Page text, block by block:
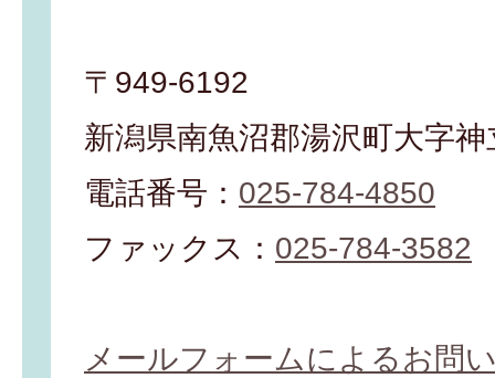
〒949-6192
新潟県南魚沼郡湯沢町大字
電話番号： 025-784-4850
ファックス： 025-784-3582
メールフォームによるお問